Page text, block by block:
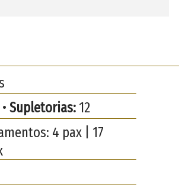
Supletorias: 12
4 pax | 17